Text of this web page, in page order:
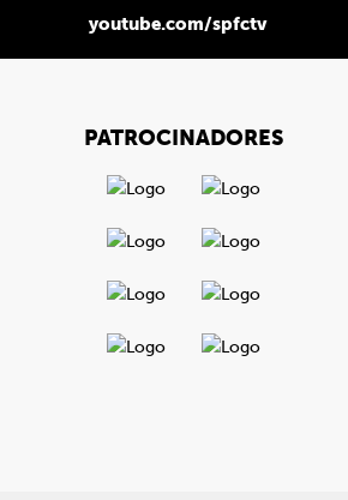
youtube.com/spfctv
PATROCINADORES